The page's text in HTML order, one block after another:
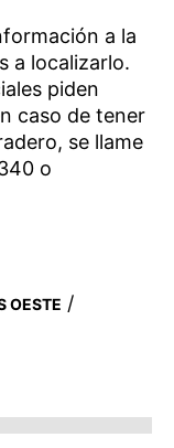
a la
a localizarlo.
piden
caso de tener
se llame
o
OESTE /